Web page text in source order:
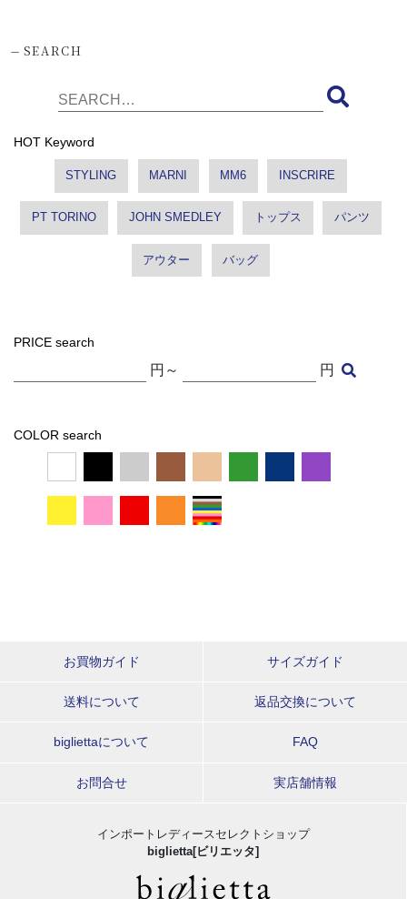
-SEARCH
HOT Keyword
STYLING MARNI MM6 INSCRIRE
PT TORINO JOHN SMEDLEY トップス パンツ
アウター バッグ
PRICE search
円～ 円
COLOR search
お買物ガイド サイズガイド
送料について 返品交換について
bigliettaについて FAQ
お問合せ 実店舗情報
インポートレディースセレクトショップ
biglietta[ビリエッタ]